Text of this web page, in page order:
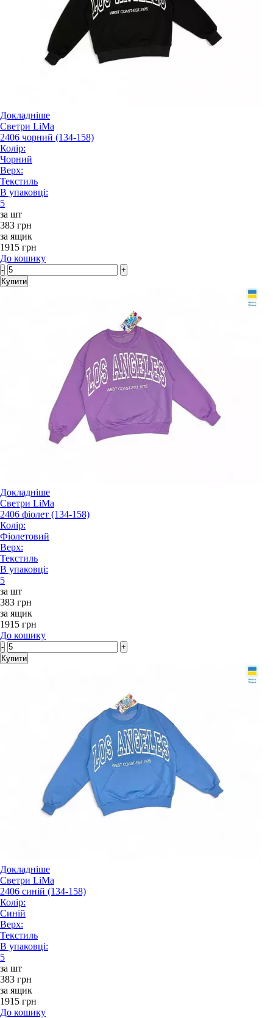
Докладніше
Светри LiMa
2406 чорний (134-158)
Колір:
Чорний
Верх:
Текстиль
В упаковці:
5
за шт
383 грн
за ящик
1915 грн
До кошику
-
+
Купити
Докладніше
Светри LiMa
2406 фіолет (134-158)
Колір:
Фіолетовий
Верх:
Текстиль
В упаковці:
5
за шт
383 грн
за ящик
1915 грн
До кошику
-
+
Купити
Докладніше
Светри LiMa
2406 синій (134-158)
Колір:
Синій
Верх:
Текстиль
В упаковці:
5
за шт
383 грн
за ящик
1915 грн
До кошику